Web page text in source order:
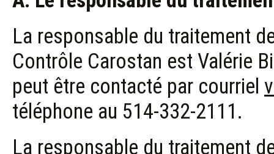
La responsable du traitement
Contrôle Carostan est Valérie
peut être contacté par courriel
téléphone au 514-332-2111.
La responsable du traitement